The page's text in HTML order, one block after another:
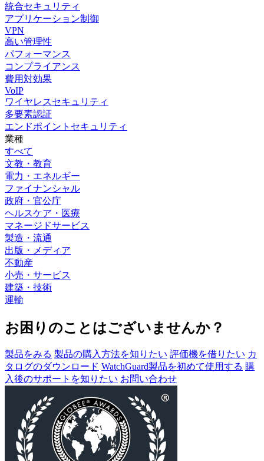
統合セキュリティ
アプリケーション制御
VPN
高い管理性
パフォーマンス
コンプライアンス
費用対効果
VoIP
ワイヤレスセキュリティ
多要素認証
エンドポイントセキュリティ
業種
すべて
文教・教育
電力・エネルギー
ファイナンシャル
政府・官公庁
ヘルスケア・医療
マネージドサービス
製造・流通
出版・メディア
不動産
小売・サービス
建築・技術
運輸
お困りのことはございませんか？
製品をみる 製品の購入方法を知りたい 評価機を借りたい カ
タログのダウンロード WatchGuard製品を初めて使用する 購
入後のサポートを知りたい お問い合わせ